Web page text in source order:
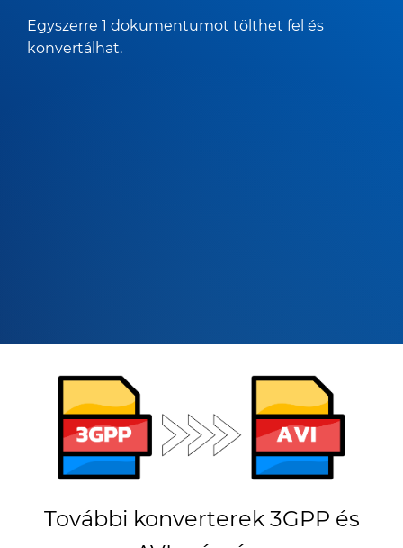
Egyszerre 1 dokumentumot tölthet fel és
konvertálhat.
További konverterek 3GPP és